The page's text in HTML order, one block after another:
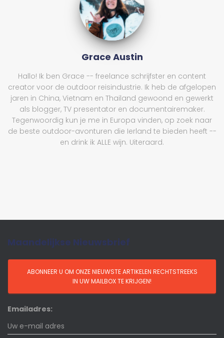
Grace Austin
Hallo! Ik ben Grace -- freelance schrijfster en content
creator voor de outdoor reisindustrie. Ik heb de afgelopen
jaren in China, Vietnam en Thailand gewoond en gewerkt
als blogger, TV presentator en documentairemaker.
Tegenwoordig kun je me in Europa vinden, op zoek naar
de beste outdoor-avonturen die Ierland te bieden heeft --
en drink ik ALLE wijn. Uiteraard.
Maandelijkse Nieuwsbrief
Emailadres: